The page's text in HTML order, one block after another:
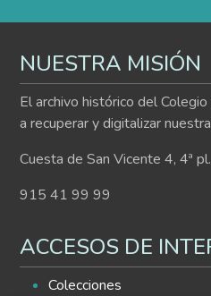
NUESTRA MISIÓN
El archivo histórico del
a recuperar y digitalizar
Cuesta de San Vicente 4, 4ª
915 41 99 99
ACCESOS DE
Colecciones